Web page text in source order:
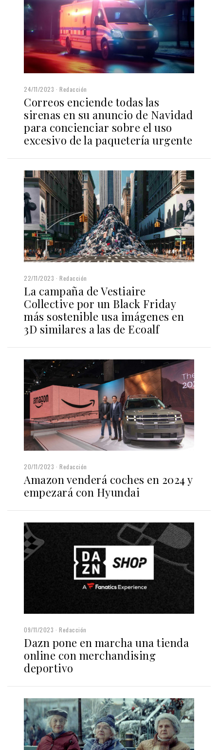
24/11/2023 Redacción
Correos enciende todas las
sirenas en su anuncio de Navidad
para concienciar sobre el uso
excesivo de la paquetería urgente
22/11/2023 Redacción
La campaña de Vestiaire
Collective por un Black Friday
más sostenible usa imágenes en
3D similares a las de Ecoalf
20/11/2023 Redacción
Amazon venderá coches en 2024 y
empezará con Hyundai
09/11/2023 Redacción
Dazn pone en marcha una tienda
online con merchandising
deportivo